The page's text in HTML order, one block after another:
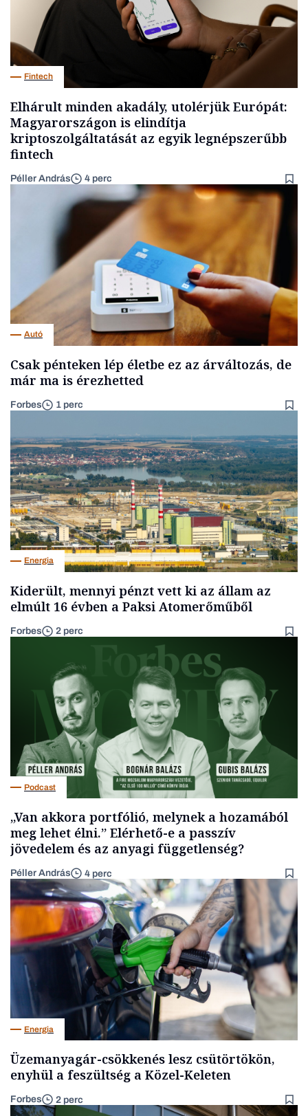
Fintech
Elhárult minden akadály, utolérjük Európát:
Magyarországon is elindítja
kriptoszolgáltatását az egyik legnépszerűbb
fintech
Péller András 4 perc
Autó
Csak pénteken lép életbe ez az árváltozás, de
már ma is érezhetted
Forbes 1 perc
Energia
Kiderült, mennyi pénzt vett ki az állam az
elmúlt 16 évben a Paksi Atomerőműből
Forbes 2 perc
Podcast
„Van akkora portfólió, melynek a hozamából
meg lehet élni.” Elérhető-e a passzív
jövedelem és az anyagi függetlenség?
Péller András 4 perc
Energia
Üzemanyagár-csökkenés lesz csütörtökön,
enyhül a feszültség a Közel-Keleten
Forbes 2 perc